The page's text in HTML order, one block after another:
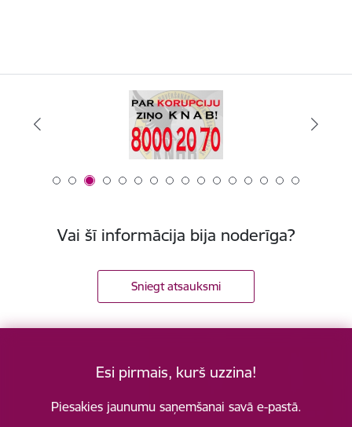
Vai šī informācija bija noderīga?
Sniegt atsauksmi
Esi pirmais, kurš uzzina!
Piesakies jaunumu saņemšanai savā e-pastā.